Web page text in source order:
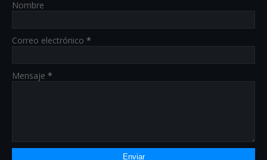
Nombre
Correo electrónico *
Mensaje *